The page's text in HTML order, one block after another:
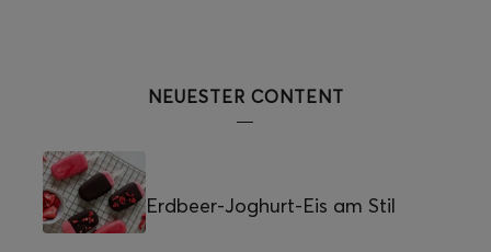
NEUESTER CONTENT
Erdbeer-Joghurt-Eis am Stil